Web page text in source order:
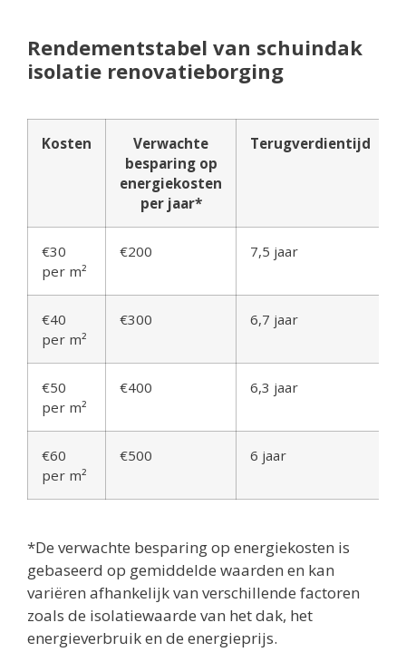
Rendementstabel van schuindak
isolatie renovatieborging
Kosten
Verwachte
besparing op
energiekosten
per jaar*
Terugverdientijd
€30
per m²
€200 7,5 jaar
€40
per m²
€300 6,7 jaar
€50
per m²
€400 6,3 jaar
€60
per m²
€500 6 jaar
*De verwachte besparing op energiekosten is
gebaseerd op gemiddelde waarden en kan
variëren afhankelijk van verschillende factoren
zoals de isolatiewaarde van het dak, het
energieverbruik en de energieprijs.